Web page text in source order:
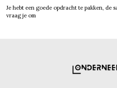
Je hebt een goede opdracht te pakken, de
vraag je om